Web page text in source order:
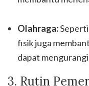
Olahraga:
fisik juga
dapat
3. Rutin